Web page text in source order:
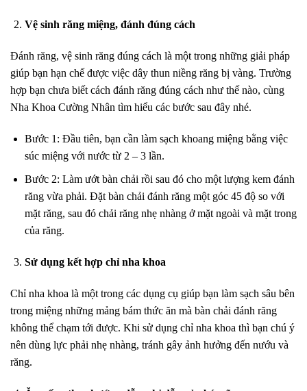
Vệ sinh răng miệng, đánh đúng cách
Đánh răng, vệ sinh răng đúng cách là một trong những giải pháp
giúp bạn hạn chế được việc dây thun niềng răng bị vàng. Trường
hợp bạn chưa biết cách đánh răng đúng cách như thế nào, cùng
Nha Khoa Cường Nhân tìm hiểu các bước sau đây nhé.
Bước 1: Đầu tiên, bạn cần làm sạch khoang miệng bằng việc
súc miệng với nước từ 2 – 3 lần.
Bước 2: Làm ướt bàn chải rồi sau đó cho một lượng kem đánh
răng vừa phải. Đặt bàn chải đánh răng một góc 45 độ so với
mặt răng, sau đó chải răng nhẹ nhàng ở mặt ngoài và mặt trong
của răng.
Sử dụng kết hợp chỉ nha khoa
Chỉ nha khoa là một trong các dụng cụ giúp bạn làm sạch sâu bên
trong miệng những mảng bám thức ăn mà bàn chải đánh răng
không thể chạm tới được. Khi sử dụng chỉ nha khoa thì bạn chú ý
nên dùng lực phải nhẹ nhàng, tránh gây ảnh hưởng đến nướu và
răng.